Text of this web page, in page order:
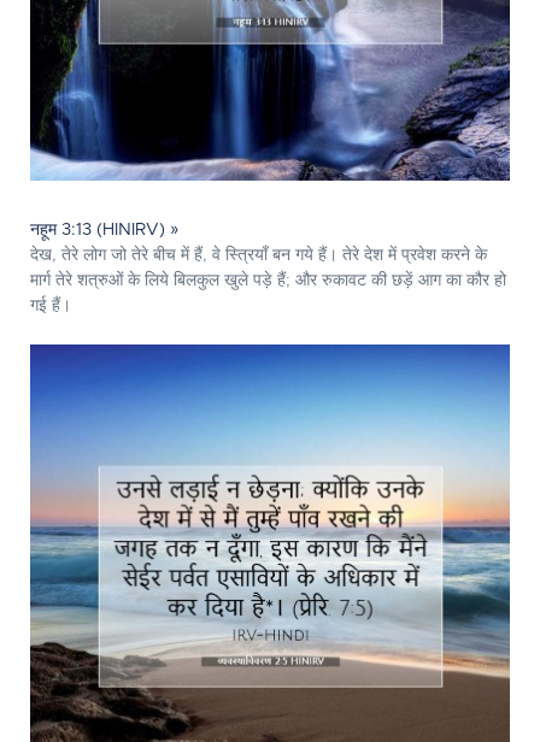
नहूम 3:13 (HINIRV) »
देख, तेरे लोग जो तेरे बीच में हैं, वे स्त्रियाँ बन गये हैं। तेरे देश में प्रवेश करने के
मार्ग तेरे शत्रुओं के लिये बिलकुल खुले पड़े हैं; और रुकावट की छड़ें आग का कौर हो
गई हैं।